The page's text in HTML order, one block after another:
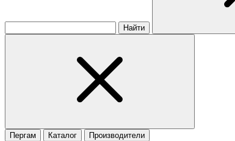
Найти
Пергам Каталог Производители